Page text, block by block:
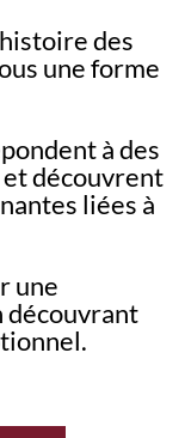
des
une forme
à des
découvrent
liées à
une
découvrant